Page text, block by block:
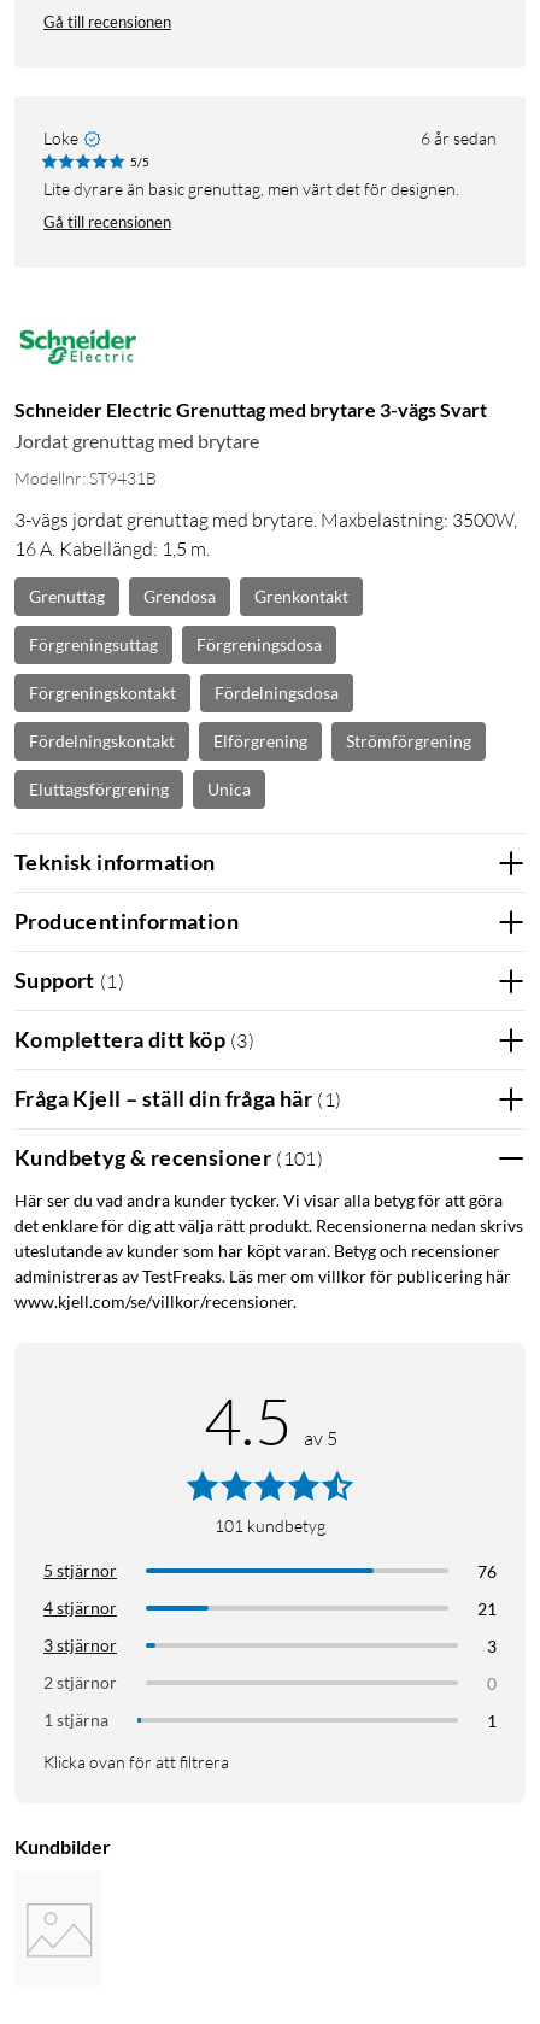
Gå till recensionen
Loke 6 år sedan
5/5
Lite dyrare än basic grenuttag, men värt det för designen.
Gå till recensionen
Schneider Electric Grenuttag med brytare 3-vägs Svart
Jordat grenuttag med brytare
Modellnr: ST9431B
3-vägs jordat grenuttag med brytare. Maxbelastning: 3500W,
16 A. Kabellängd: 1,5 m.
Grenuttag Grendosa Grenkontakt
Förgreningsuttag Förgreningsdosa
Förgreningskontakt Fördelningsdosa
Fördelningskontakt Elförgrening Strömförgrening
Eluttagsförgrening Unica
Teknisk information
Producentinformation
Support (1)
Komplettera ditt köp (3)
Fråga Kjell – ställ din fråga här ( 1)
Kundbetyg & recensioner ( 101)
Här ser du vad andra kunder tycker. Vi visar alla betyg för att göra
det enklare för dig att välja rätt produkt. Recensionerna nedan skrivs
uteslutande av kunder som har köpt varan. Betyg och recensioner
administreras av TestFreaks. Läs mer om villkor för publicering här
www.kjell.com/se/villkor/recensioner.
4.5 av 5
101 kundbetyg
5 stjärnor
76
4 stjärnor
21
3 stjärnor
3
2 stjärnor
0
1 stjärna
1
Klicka ovan för att filtrera
Kundbilder